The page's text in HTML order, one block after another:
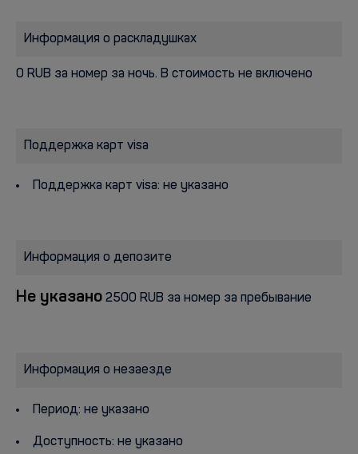
Информация о раскладушках
0 RUB за номер за ночь. В стоимость не включено
Поддержка карт visa
Поддержка карт visa: не указано
Информация о депозите
Не указано 2500 RUB за номер за пребывание
Информация о незаезде
Период: не указано
Доступность: не указано